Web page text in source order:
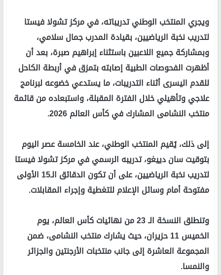
ويجري المنتخب الوطني تدريباته، في مركز تشولا فيستا
لتدريب نخبة الرياضيين، بقيادة المدرب جمال سلامي،
وبمشاركة جميع اللاعبين باستثناء إبراهيم صبرة، بعد أن
أظهرت الفحوصات الطبية إصابته بتمزق في أربطة الكاحل
للقدم اليسرى أثناء التدريبات، ما يستدعي خضوعه لبرنامج
علاجي وتأهيلي خلال الفترة المقبلة، واستبعاده من قائمة
منتخب النشامى المشارك في كأس العالم 2026.
إلى ذلك، يُقيم المنتخب الوطني، عند الخامسة عصر اليوم
بتوقيت سان دييغو، تدريبه الرسمي في مركز تشولا فيستا
لتدريب نخبة الرياضيين، على أن تكون الدقائق الـ15 الأولى
مفتوحة أمام وسائل الإعلام للتغطية وإجراء المقابلات.
وتنطلق النسخة الـ 23 من نهائيات كأس العالم، يوم
الخميس 11 حزيران، حيث يشارك منتخب النشامى، ضمن
المجموعة العاشرة إلى جانب منتخبات الأرجنتين والجزائر
والنمسا.